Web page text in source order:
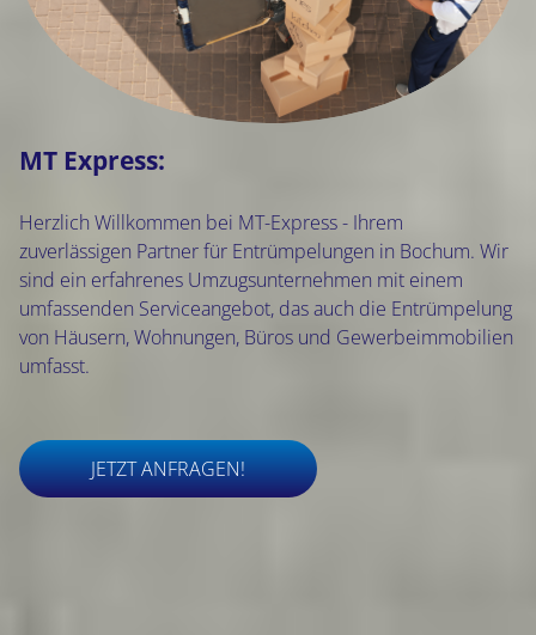
MT Express:
Herzlich Willkommen bei MT-Express - Ihrem
zuverlässigen Partner für Entrümpelungen in Bochum. Wir
sind ein erfahrenes Umzugsunternehmen mit einem
umfassenden Serviceangebot, das auch die Entrümpelung
von Häusern, Wohnungen, Büros und Gewerbeimmobilien
umfasst.
JETZT ANFRAGEN!